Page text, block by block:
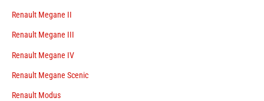
Renault Megane II
Renault Megane III
Renault Megane IV
Renault Megane Scenic
Renault Modus